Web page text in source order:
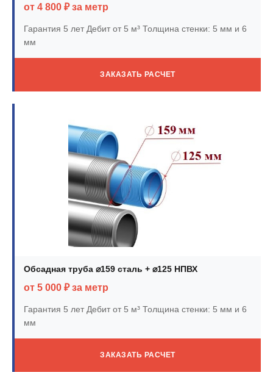
от 4 800 ₽ за метр
Гарантия 5 летДебит от 5 м³ Толщина стенки: 5 мм и 6
мм
ЗАКАЗАТЬ РАСЧЕТ
Обсадная труба ⌀159 сталь + ⌀125 НПВХ
от 5 000 ₽ за метр
Гарантия 5 летДебит от 5 м³ Толщина стенки: 5 мм и 6
мм
ЗАКАЗАТЬ РАСЧЕТ